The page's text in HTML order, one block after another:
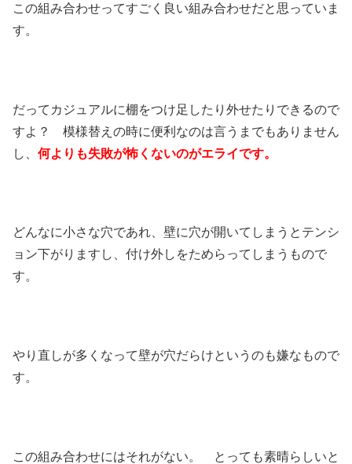
この組み合わせってすごく良い組み合わせだと思っていま
す。
だってカジュアルに棚をつけ足したり外せたりできるので
すよ？ 模様替えの時に便利なのは言うまでもありません
し、 何よりも失敗が怖くないのがエライです。
どんなに小さな穴であれ、壁に穴が開いてしまうとテンシ
ョン下がりますし、付け外しをためらってしまうもので
す。
やり直しが多くなって壁が穴だらけというのも嫌なもので
す。
この組み合わせにはそれがない。 とっても素晴らしいと